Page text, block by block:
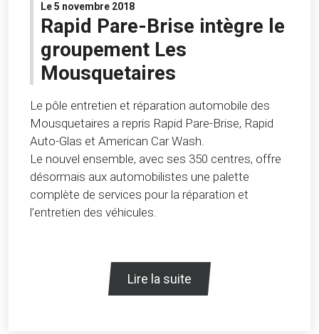
Le 5 novembre 2018
Rapid Pare-Brise intègre le
groupement Les
Mousquetaires
Le pôle entretien et réparation automobile des
Mousquetaires a repris Rapid Pare-Brise, Rapid
Auto-Glas et American Car Wash.
Le nouvel ensemble, avec ses 350 centres, offre
désormais aux automobilistes une palette
complète de services pour la réparation et
l’entretien des véhicules.
Lire la suite